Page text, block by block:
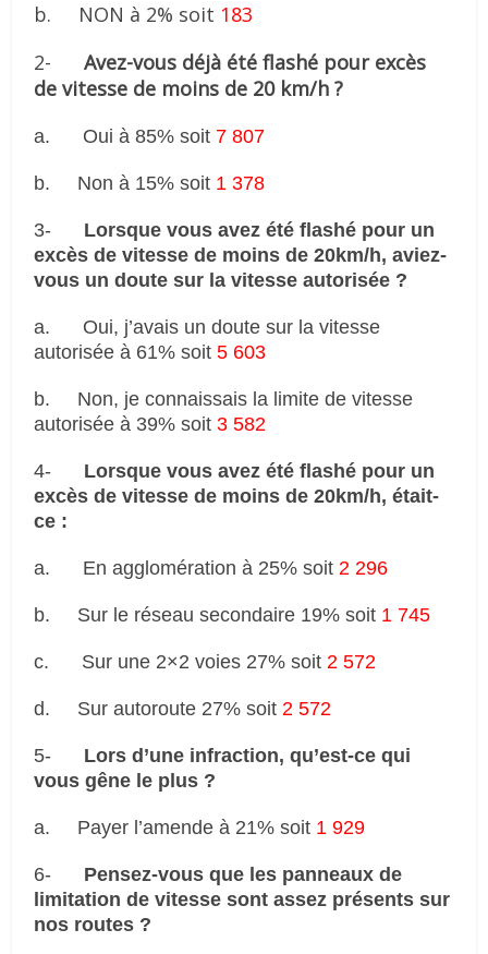
b. NON à 2% soit 183
2-Avez-vous déjà été flashé pour excès
de vitesse de moins de 20 km/h ?
a. Oui à 85% soit 7 807
b. Non à 15% soit 1 378
3-
Lorsque vous avez été flashé pour un
excès de vitesse de moins de 20km/h, aviez-
vous un doute sur la vitesse autorisée ?
a.
Oui, j’avais un doute sur la vitesse
autorisée à 61% soit5 603
b.
Non, je connaissais la limite de vitesse
autorisée à 39% soit3 582
4-
Lorsque vous avez été flashé pour un
excès de vitesse de moins de 20km/h, était-
ce :
a. En agglomération à 25% soit 2 296
b. Sur le réseau secondaire 19% soit 1 745
c. Sur une 2×2 voies 27% soit 2 572
d. Sur autoroute 27% soit 2 572
5-
Lors d’une infraction, qu’est-ce qui
vous gêne le plus ?
a. Payer l’amende à 21% soit 1 929
6-
Pensez-vous que les panneaux de
limitation de vitesse sont assez présents sur
nos routes ?